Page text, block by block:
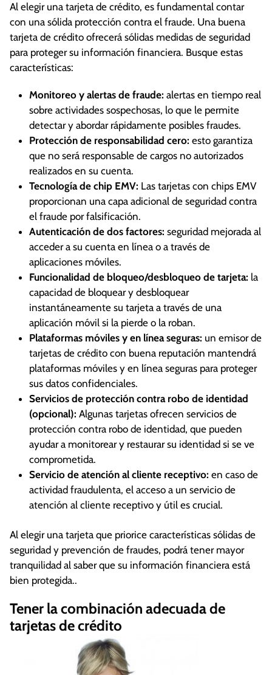
Al elegir una tarjeta de crédito, es fundamental contar
con una sólida protección contra el fraude. Una buena
tarjeta de crédito ofrecerá sólidas medidas de seguridad
para proteger su información financiera. Busque estas
características:
Monitoreo y alertas de fraude: alertas en tiempo real
sobre actividades sospechosas, lo que le permite
detectar y abordar rápidamente posibles fraudes.
Protección de responsabilidad cero: esto garantiza
que no será responsable de cargos no autorizados
realizados en su cuenta.
Tecnología de chip EMV: Las tarjetas con chips EMV
proporcionan una capa adicional de seguridad contra
el fraude por falsificación.
Autenticación de dos factores: seguridad mejorada al
acceder a su cuenta en línea o a través de
aplicaciones móviles.
Funcionalidad de bloqueo/desbloqueo de tarjeta: la
capacidad de bloquear y desbloquear
instantáneamente su tarjeta a través de una
aplicación móvil si la pierde o la roban.
Plataformas móviles y en línea seguras: un emisor de
tarjetas de crédito con buena reputación mantendrá
plataformas móviles y en línea seguras para proteger
sus datos confidenciales.
Servicios de protección contra robo de identidad
(opcional): Algunas tarjetas ofrecen servicios de
protección contra robo de identidad, que pueden
ayudar a monitorear y restaurar su identidad si se ve
comprometida.
Servicio de atención al cliente receptivo: en caso de
actividad fraudulenta, el acceso a un servicio de
atención al cliente receptivo y útil es crucial.
Al elegir una tarjeta que priorice características sólidas de
seguridad y prevención de fraudes, podrá tener mayor
tranquilidad al saber que su información financiera está
bien protegida..
Tener la combinación adecuada de
tarjetas de crédito